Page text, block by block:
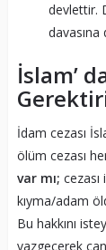
devlettir.
İslam’
İdam cezası
ölüm cezası
var mı;
kıyma/adam
Bu hakkını
vazgeçerek